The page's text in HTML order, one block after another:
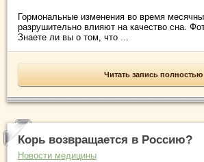
Гормональные изменения во время
разрушительно влияют на качество сна.
Знаете ли вы о том, что ...
Читать запись полностью
Корь возвращается в Россию?
Новости медицины